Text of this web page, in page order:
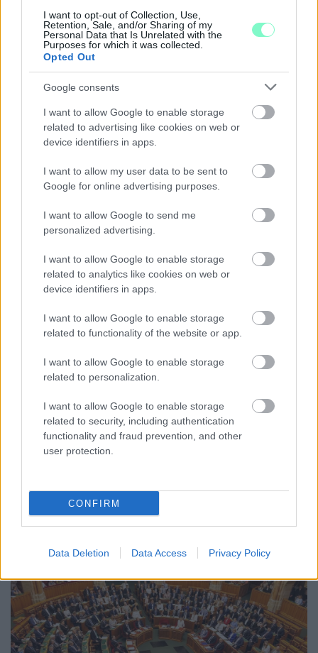
I want to opt-out of Collection, Use,
Retention, Sale, and/or Sharing of my
Personal Data that Is Unrelated with the
Purposes for which it was collected.
Opted Out
Google consents
I want to allow Google to enable storage
related to advertising like cookies on web or
device identifiers in apps.
I want to allow my user data to be sent to
Google for online advertising purposes.
I want to allow Google to send me
personalized advertising.
I want to allow Google to enable storage
related to analytics like cookies on web or
device identifiers in apps.
I want to allow Google to enable storage
related to functionality of the website or app.
I want to allow Google to enable storage
related to personalization.
I want to allow Google to enable storage
related to security, including authentication
functionality and fraud prevention, and other
user protection.
CONFIRM
Data Deletion Data Access Privacy Policy
A RÓMAIAKTÓL AZ AGYAGKATONÁKIG –
TÁRLATVEZETÉSEK, WORKSHOP ÉS
KÖZÖNSÉGTALÁLKOZÓ VÁRJA A LÁTOGATÓKAT A
GYŐRI RÓMER MÚZEUMBAN
Ingyenes programokkal és különleges kiállításokkal készülnek a
hét második felére, a hőségriadó idején ráadásul a Várkazamata
– Kőtár is díjmentesen látogatható.
CZUNYINÉ HARCA A GMAIL ÉS AZ ÖNKÉNY ELLEN
- LETILTOTTA A GOOGLE A VÉDVONAL LEVELEZŐ
FIÓKJÁT
Nem vicc! A Fidesz maradéka tényleg egy ingyenes e-mail